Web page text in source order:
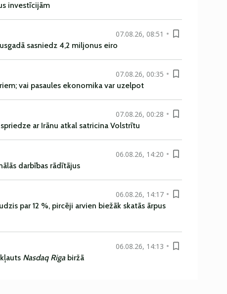
investīcijām
07.08.26, 08:51
sasniedz 4,2 miljonus eiro
07.08.26, 00:35
vai pasaules ekonomika var uzelpot
07.08.26, 00:28
ar Irānu atkal satricina Volstrītu
06.08.26, 14:20
darbības rādītājus
06.08.26, 14:17
par 12 %, pircēji arvien biežāk skatās ārpus
06.08.26, 14:13
Nasdaq Riga biržā